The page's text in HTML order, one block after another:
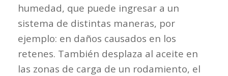
humedad, que puede ingresar a un
sistema de distintas maneras, por
ejemplo: en daños causados en los
retenes. También desplaza al aceite en
las zonas de carga de un rodamiento, el